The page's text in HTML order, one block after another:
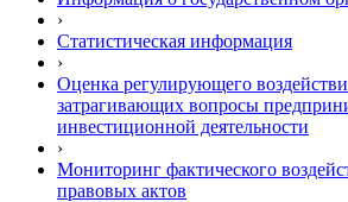
›
Статистическая информация
›
Оценка регулирующего
затрагивающих вопросы
инвестиционной деятельности
›
Мониторинг фактического
правовых актов